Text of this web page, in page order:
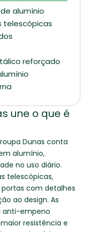
alumínio
telescópicas
reforçado
une o que é
Dunas conta
alumínio,
no uso diário.
telescópicas,
com detalhes
ao design. As
anti-empeno
resistência e